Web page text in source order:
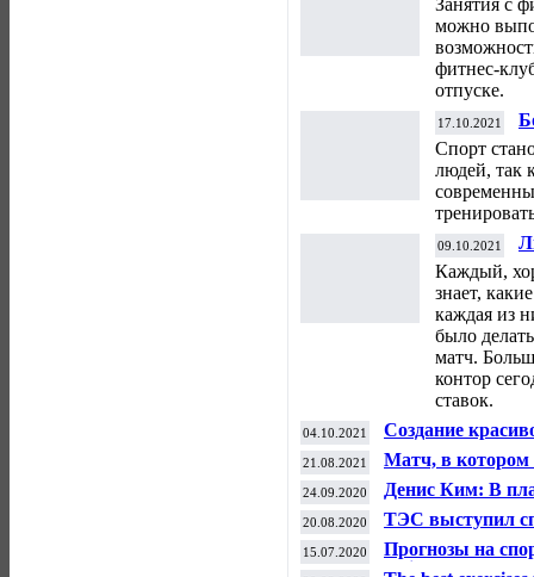
Занятия с
можно
фитнес-
отпуске.
17.10.2021
Спорт
людей, так
09.10.2021
Каждый,
знает,
каждая из
было
матч.
контор
ставок.
04.10.2021
Создание
фармакологии —
стероидов
21.08.2021
Матч, в котором
вернуться в
Старого Света
24.09.2020
Денис Ким: В
России в ноябре
20.08.2020
ТЭС выступил
велоспорту
15.07.2020
Прогнозы на
Insider